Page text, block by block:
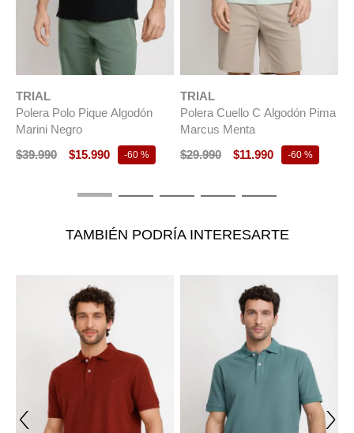
TRIAL
Polera Polo Pique Algodón
Marini Negro
$39.990 $15.990 -60 %
TRIAL
Polera Cuello C Algodón Pima
Marcus Menta
$29.990 $11.990 -60 %
TAMBIÉN PODRÍA INTERESARTE